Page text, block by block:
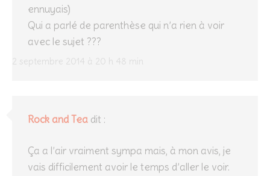
2 septembre 2014 à 20 h 48 min
ennuyais)
Qui a parlé de parenthèse qui n’a rien à voir
avec le sujet ???
Rock and Tea dit :
Ça a l’air vraiment sympa mais, à mon avis, je
vais difficilement avoir le temps d’aller le voir.